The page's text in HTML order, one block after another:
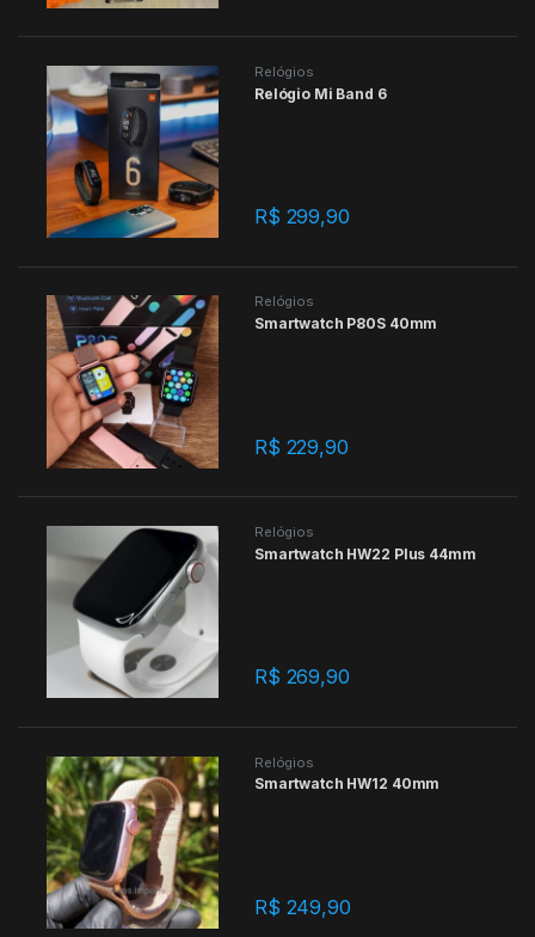
Relógios
Relógio Mi Band 6
R$ 299,90
Relógios
Smartwatch P80S 40mm
R$ 229,90
Relógios
Smartwatch HW22 Plus 44mm
R$ 269,90
Relógios
Smartwatch HW12 40mm
R$ 249,90